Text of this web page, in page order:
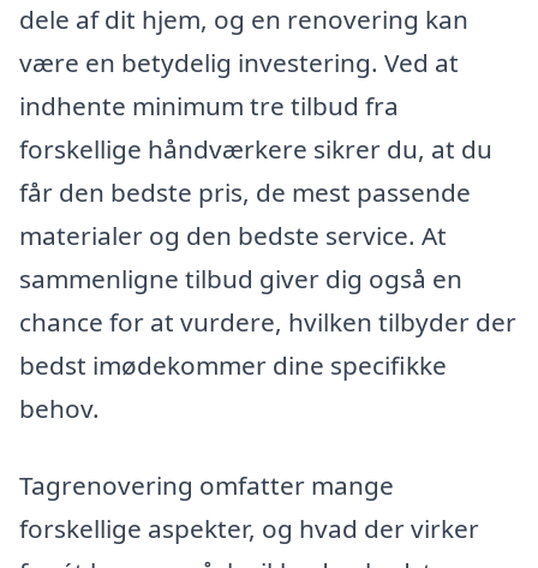
dele af dit hjem, og en renovering kan
være en betydelig investering. Ved at
indhente minimum tre tilbud fra
forskellige håndværkere sikrer du, at du
får den bedste pris, de mest passende
materialer og den bedste service. At
sammenligne tilbud giver dig også en
chance for at vurdere, hvilken tilbyder der
bedst imødekommer dine specifikke
behov.
Tagrenovering omfatter mange
forskellige aspekter, og hvad der virker